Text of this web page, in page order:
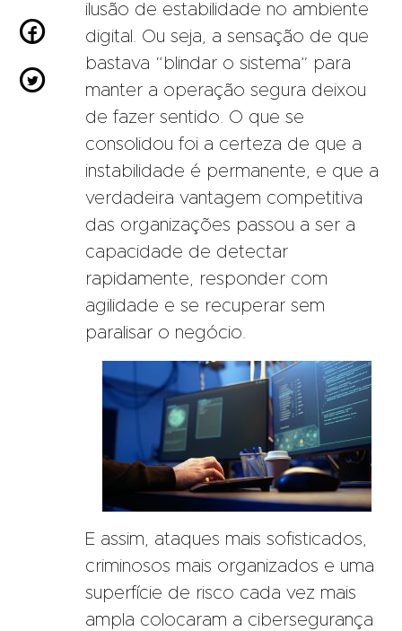


ilusão de estabilidade no ambiente
digital. Ou seja, a sensação de que
bastava “blindar o sistema” para
manter a operação segura deixou
de fazer sentido. O que se
consolidou foi a certeza de que a
instabilidade é permanente, e que a
verdadeira vantagem competitiva
das organizações passou a ser a
capacidade de detectar
rapidamente, responder com
agilidade e se recuperar sem
paralisar o negócio.
E assim, ataques mais sofisticados,
criminosos mais organizados e uma
superfície de risco cada vez mais
ampla colocaram a cibersegurança